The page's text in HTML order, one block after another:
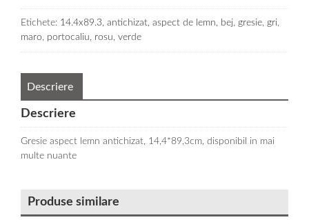
Etichete: 14.4x89.3, antichizat, aspect de lemn, bej, gresie, gri,
maro, portocaliu, rosu, verde
Descriere
Descriere
Gresie aspect lemn antichizat, 14,4*89,3cm, disponibil in mai
multe nuante
Produse similare